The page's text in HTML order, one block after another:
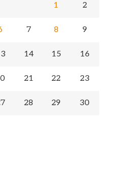
1 2
7 8 9
14 15 16
21 22 23
28 29 30